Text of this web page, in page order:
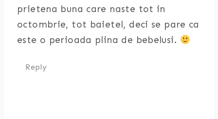
prietena buna care naste tot in
octombrie, tot baietel, deci se pare ca
este o perioada plina de bebelusi.
Reply